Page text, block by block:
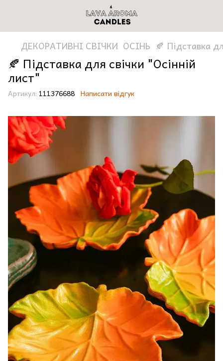
ДЕКОРАТИВНІ СВІЧКИ ОСІНЬ 🍂 Підставка
🍂 Підставка для свічки "Осінній
лист"
Артикул: 111376688 Написати відгук